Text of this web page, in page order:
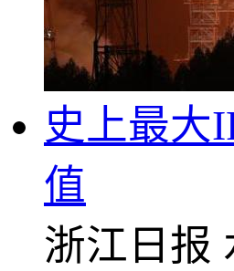
史上最大
值
浙江日报